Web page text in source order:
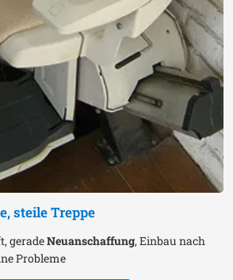
steile Treppe
geradeNeuanschaffung, Einbau nach
Probleme